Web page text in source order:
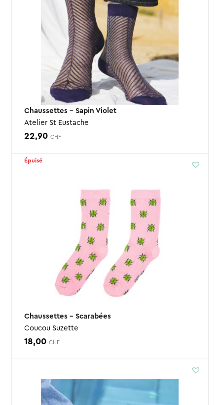
Chaussettes – Sapin Violet
Atelier St Eustache
22,90 CHF
Épuisé
Chaussettes – Scarabées
Coucou Suzette
18,00 CHF